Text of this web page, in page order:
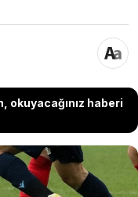
okuyacağınız haberi